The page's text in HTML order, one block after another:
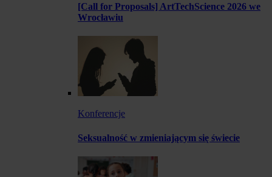
[Call for Proposals] ArtTechScience 2026 we
Wrocławiu
Konferencje
Seksualność w zmieniającym się świecie